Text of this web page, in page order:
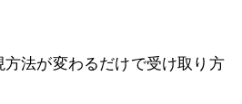
方法が変わるだけで受け取り方